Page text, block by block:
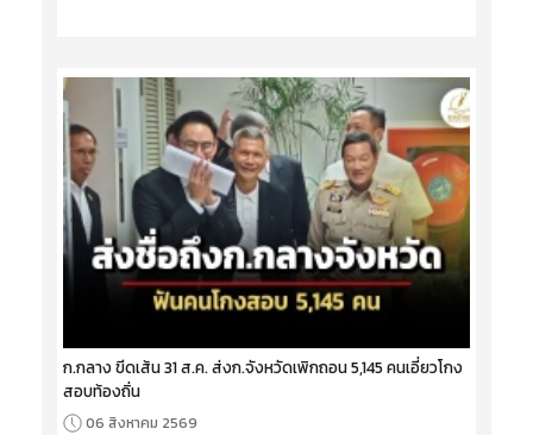
ก.กลาง ขีดเส้น 31 ส.ค. ส่งก.จังหวัดเพิกถอน 5,145 คนเอี่ยวโกง
สอบท้องถิ่น
06 สิงหาคม 2569